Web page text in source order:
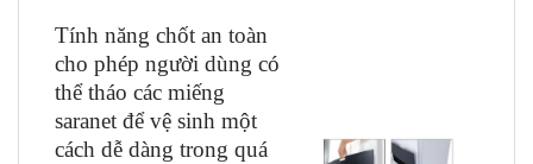
Tính năng chốt an toàn
cho phép người dùng có
thể tháo các miếng
saranet để vệ sinh một
cách dễ dàng trong quá